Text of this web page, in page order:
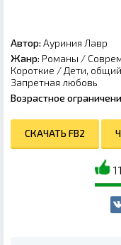
Автор: Ауриния Лавр
Жанр: Романы /
Короткие / Дети,
Запретная любовь
Возрастное
СКАЧАТЬ FB2
11